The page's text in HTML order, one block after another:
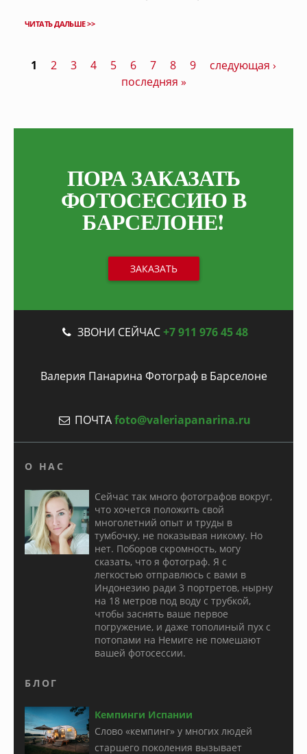
ЧИТАТЬ ДАЛЬШЕ >>
1 2 3 4 5 6 7 8 9
следующая ›
последняя »
ПОРА ЗАКАЗАТЬ
ФОТОСЕССИЮ В
БАРСЕЛОНЕ!
ЗАКАЗАТЬ
ЗВОНИ СЕЙЧАС+7 911 976 45 48
Валерия Панарина Фотограф в Барселоне
ПОЧТАfoto@valeriapanarina.ru
О НАС
Сейчас так много фотографов вокруг,
что хочется положить свой
многолетний опыт и труды в
тумбочку, не показывая никому. Но
нет. Поборов скромность, могу
сказать, что я фотограф. Я с
легкостью отправлюсь с вами в
Индонезию ради 3 портретов, нырну
на 18 метров под воду с трубкой,
чтобы заснять ваше первое
погружение, и даже тополиный пух с
потопами на Немиге не помешают
вашей фотосессии.
БЛОГ
Кемпинги Испании
Слово «кемпинг» у многих людей
старшего поколения вызывает